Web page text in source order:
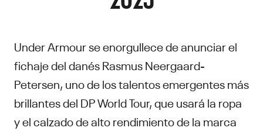
Under Armour se enorgullece de anunciar el
fichaje del danés Rasmus Neergaard-
Petersen, uno de los talentos emergentes más
brillantes del DP World Tour, que usará la ropa
y el calzado de alto rendimiento de la marca